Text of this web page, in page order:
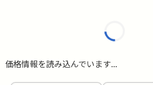
価格情報を読み込んでいます...